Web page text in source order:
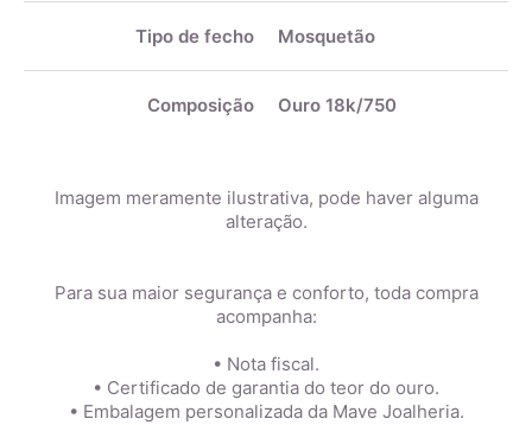
Tipo de fecho Mosquetão
Composição Ouro 18k/750
Imagem meramente ilustrativa, pode haver alguma
alteração.
Para sua maior segurança e conforto, toda compra
acompanha:
• Nota fiscal.
• Certificado de garantia do teor do ouro.
• Embalagem personalizada da Mave Joalheria.